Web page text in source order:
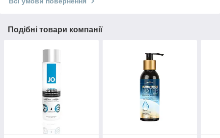
Подібні товари компанії